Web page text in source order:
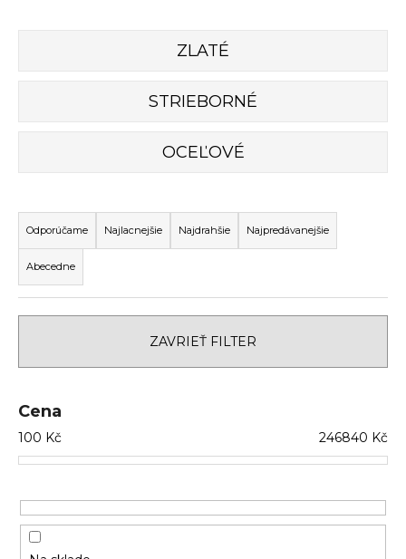
ZLATÉ
STRIEBORNÉ
OCEĽOVÉ
R
a
d
e
n
p
o
d
u
t
o
Odporúčame Najlacnejšie Najdrahšie Najpredávanejšie
Abecedne
ZAVRIEŤ FILTER
Cena
100 Kč 246840 Kč
s
?
HĽADAŤ
O
d
p
o
č
m
e